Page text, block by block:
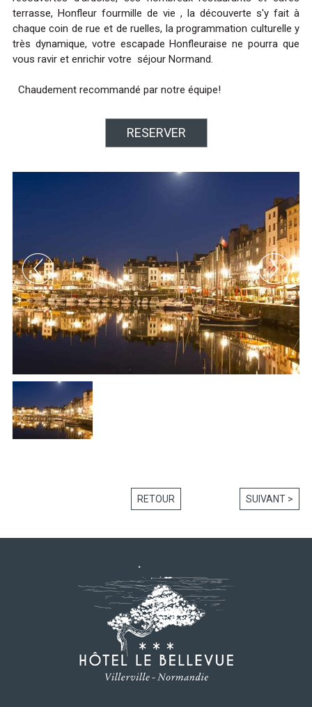
terrasse, Honfleur fourmille de vie , la découverte s'y fait à
chaque coin de rue et de ruelles, la programmation culturelle y
très dynamique, votre escapade Honfleuraise ne pourra que
vous ravir et enrichir votre séjour Normand.
Chaudement recommandé par notre équipe!
RESERVER
SUIVANT >
RETOUR